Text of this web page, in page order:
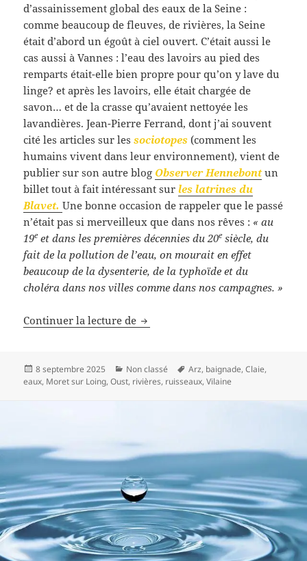
d’assainissement global des eaux de la Seine :
comme beaucoup de fleuves, de rivières, la Seine
était d’abord un égoût à ciel ouvert. C’était aussi le
cas aussi à Vannes : l’eau des lavoirs au pied des
remparts était-elle bien propre pour qu’on y lave du
linge? et après les lavoirs, elle était chargée de
savon… et de la crasse qu’avaient nettoyée les
lavandières. Jean-Pierre Ferrand, dont j’ai souvent
cité les articles sur lessociotopes (comment les
humains vivent dans leur environnement), vient de
publier sur son autre blog Observer Hennebontun
billet tout à fait intéressant surles latrines du
Blavet.Une bonne occasion de rappeler que le passé
n’était pas si merveilleux que dans nos rêves : « au
19e et dans les premières décennies du 20e siècle, du
fait de la pollution de l’eau, on mourait en effet
beaucoup de la dysenterie, de la typhoïde et du
choléra dans nos villes comme dans nos campagnes. »
Continuer la lecture de Ruisseaux, rivières, s’y baigner?
Publié
le
8 septembre 2025 Catégories
Non classé
Mots-
clés
Arz, baignade,Claie,
eaux, Moret sur Loing,Oust, rivières, ruisseaux,Vilaine